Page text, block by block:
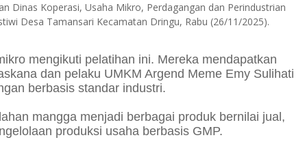
Dinas Koperasi, Usaha Mikro, Perdagangan dan Perindustrian
Desa Tamansari Kecamatan Dringu, Rabu (26/11/2025).
mengikuti pelatihan ini. Mereka mendapatkan
dan pelaku UMKM Argend Meme Emy Sulihati
berbasis standar industri.
mangga menjadi berbagai produk bernilai jual,
produksi usaha berbasis GMP.